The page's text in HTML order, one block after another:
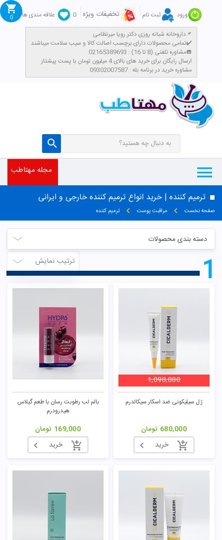
ورود ثبت نام تخفیفات ویژه 0
علاقه مندی ها
داروخانه شبانه روزی دکتر رویا میرنظامی📌
تمامی محصولات دارای برچسب اصالت کالا و سیب سلامت میباشند✔️
مشاوره تلفنی (8 تا 16) : 02165389693☎️
​ارسال رایگان برای خرید های بالای 4 میلیون تومان با پست پیشتاز
مشاوره خرید در برنامه بله : 09302007587
0
مجله مهتاطب
ترمیم کننده | خرید انواع ترمیم کننده خارجی و ایرانی
صفحه نخست مراقبت پوست ترمیم کننده
دسته بندی محصولات
ترتیب نمایش
1
ژل سیلیکونی ضد اسکار سیکالدرم
1,090,000
680,000 تومان
خرید
بالم لب رطوبت رسان با طعم گیلاس
هیدرودرم
169,000 تومان
خرید